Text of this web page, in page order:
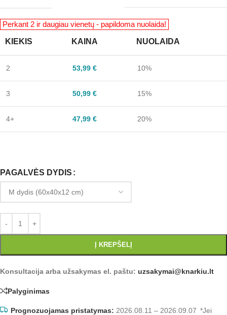
KIEKIS KAINA NUOLAIDA
2 53,99 € 10%
3 50,99 € 15%
4+ 47,99 € 20%
PAGALVĖS DYDIS
Į KREPŠELĮ
Konsultacija arba užsakymas el. paštu: uzsakymai@knarkiu.lt
Palyginimas
Prognozuojamas pristatymas: 2026.08.11 – 2026.09.07 *Jei